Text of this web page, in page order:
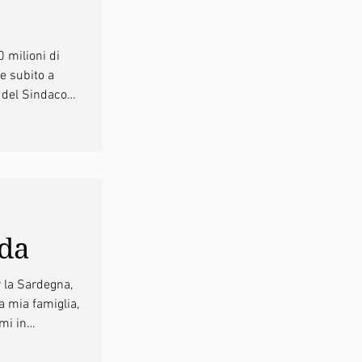
milioni di
subito a
Sindaco
Sardegna,
mia famiglia,
in